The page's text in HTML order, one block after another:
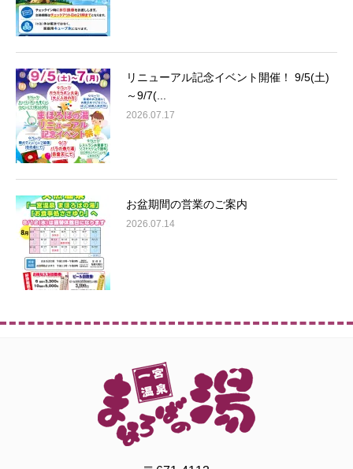
リニューアル記念イベント開催！ 9/5(土)
～9/7(...
2026.07.17
お盆期間の営業のご案内
2026.07.14